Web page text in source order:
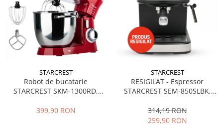
STARCREST
Robot de bucatarie
STARCREST SKM-1300RD,
Accesorii, 10 Viteze + Pulse,
399,90 RON
STARCREST
RESIGILAT - Espressor
STARCREST SEM-850SLBK,
detasabil 1.5L, dispozitiv
spumare, filtru dublu din
314,19 RON
259,90 RON